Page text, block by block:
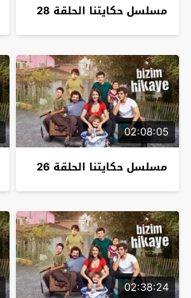
مسلسل حكايتنا الحلقة 28
02:08:05
مسلسل حكايتنا الحلقة 26
02:38:24